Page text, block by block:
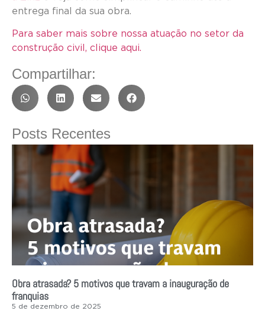
entrega final da sua obra.
Para saber mais sobre nossa atuação no setor da
construção civil, clique aqui.
Compartilhar:
Posts Recentes
Obra atrasada? 5 motivos que travam a inauguração de
franquias
5 de dezembro de 2025